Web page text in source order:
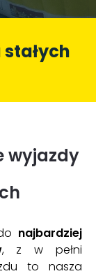
wyjazdy
najbardziej
, z w pełni
to nasza